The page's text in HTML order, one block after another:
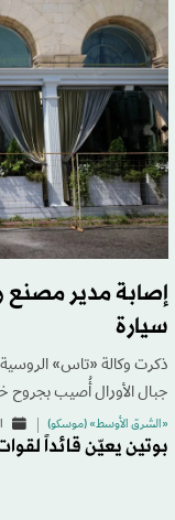
إصابة مدير مصنع
سيارة
ذكرت وكالة «تاس» الروسية
جبال الأورال أُصيب بجروح
«الشرق الأوسط» (موسكو)
بوتين يعيّن قائداً